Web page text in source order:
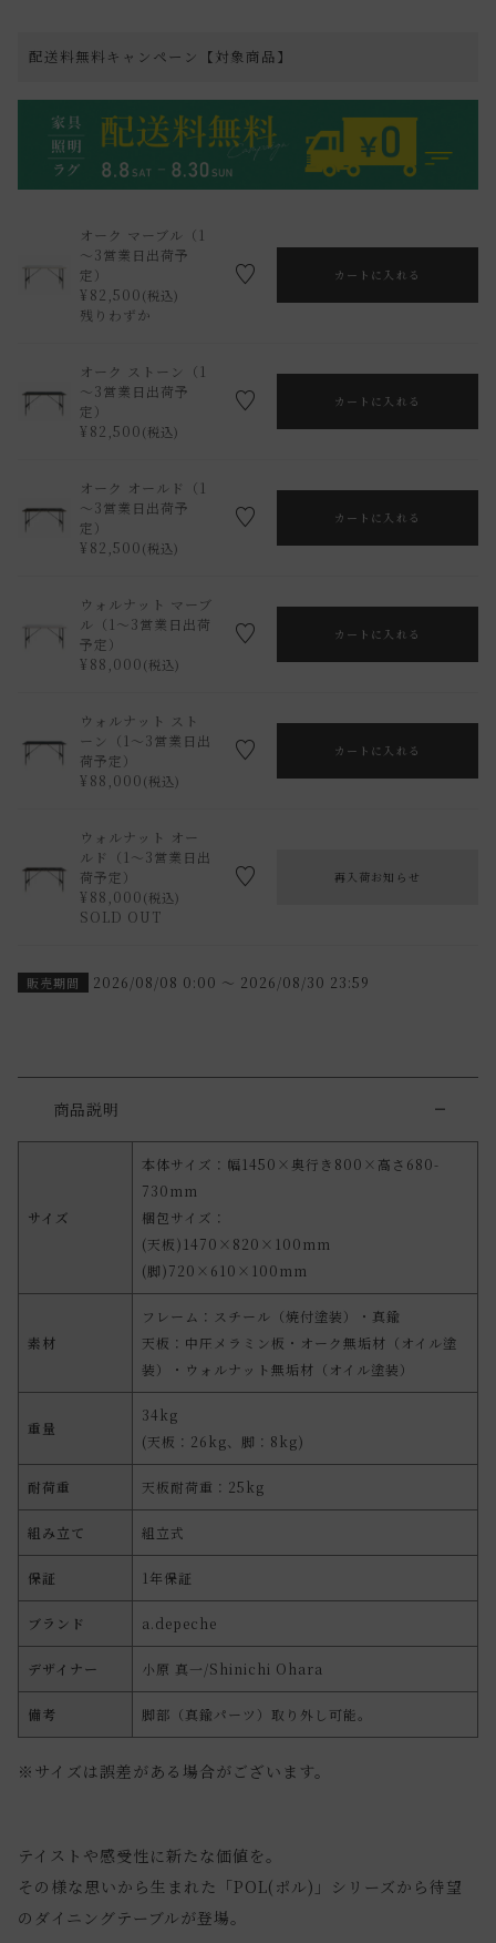
配送料無料キャンペーン【対象商品】
オーク マーブル（1
～3営業日出荷予
定）
¥ 82,500 税込
残りわずか
カートに入れる
オーク ストーン（1
～3営業日出荷予
定）
¥ 82,500 税込
カートに入れる
オーク オールド（1
～3営業日出荷予
定）
¥ 82,500 税込
カートに入れる
ウォルナット マーブ
ル（1～3営業日出荷
予定）
¥ 88,000 税込
カートに入れる
ウォルナット スト
ーン（1～3営業日出
荷予定）
¥ 88,000 税込
カートに入れる
ウォルナット オー
ルド（1～3営業日出
荷予定）
¥ 88,000 税込
SOLD OUT
再入荷お知らせ
販売期間 2026/08/08 0:00 〜 2026/08/30 23:59
商品説明
サイズ
本体サイズ：幅1450×奥行き800×高さ680-
730mm
梱包サイズ：
(天板)1470×820×100mm
(脚)720×610×100mm
素材
フレーム：スチール（焼付塗装）・真鍮
天板：中圧メラミン板・オーク無垢材（オイル塗
装）・ウォルナット無垢材（オイル塗装）
重量
34kg
(天板：26kg、脚：8kg)
耐荷重 天板耐荷重：25kg
組み立て 組立式
保証 1年保証
ブランド a.depeche
デザイナー 小原 真一/Shinichi Ohara
備考 脚部（真鍮パーツ）取り外し可能。
※サイズは誤差がある場合がございます。
テイストや感受性に新たな価値を。
その様な思いから生まれた「POL(ポル)」シリーズから待望
のダイニングテーブルが登場。